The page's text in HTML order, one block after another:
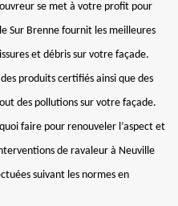
se met à votre profit pour
Sur Brenne fournit les meilleures
et débris sur votre façade.
produits certifiés ainsi que des
des pollutions sur votre façade.
faire pour renouveler l’aspect et
de ravaleur à Neuville
suivant les normes en